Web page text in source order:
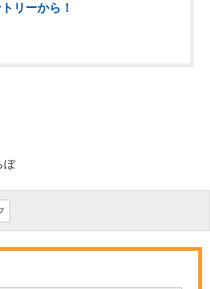
リーから！
ぼ